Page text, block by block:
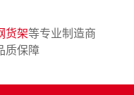
货架等专业制造商
质保障